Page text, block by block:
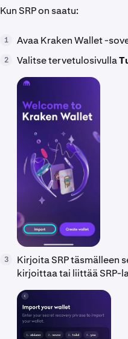
Kun SRP on saatu:
1 Avaa Kraken Wallet -
2 Valitse tervetulosivulla
3
Kirjoita SRP täsmälleen
kirjoittaa tai liittää SRP-